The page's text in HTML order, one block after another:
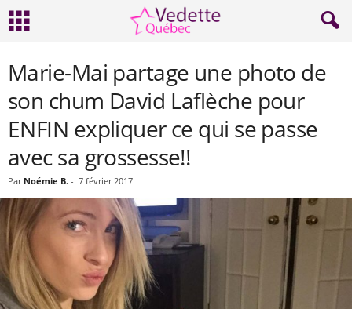
Marie-Mai partage une photo de
son chum David Laflèche pour
ENFIN expliquer ce qui se passe
avec sa grossesse!!
Par Noémie B. - 7 février 2017